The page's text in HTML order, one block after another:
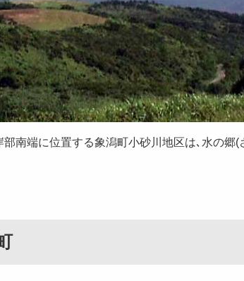
南端に位置する象潟町小砂川地区は､水の郷